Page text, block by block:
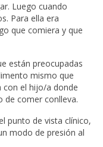
Luego cuando
Para ella era
que comiera y que
están preocupadas
mismo que
el hijo/a donde
de comer conlleva.
punto de vista clínico,
modo de presión al